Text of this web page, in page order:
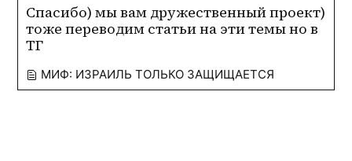
Спасибо) мы вам дружественный проект)
тоже переводим статьи на эти темы но в
ТГ
МИФ: ИЗРАИЛЬ ТОЛЬКО ЗАЩИЩАЕТСЯ